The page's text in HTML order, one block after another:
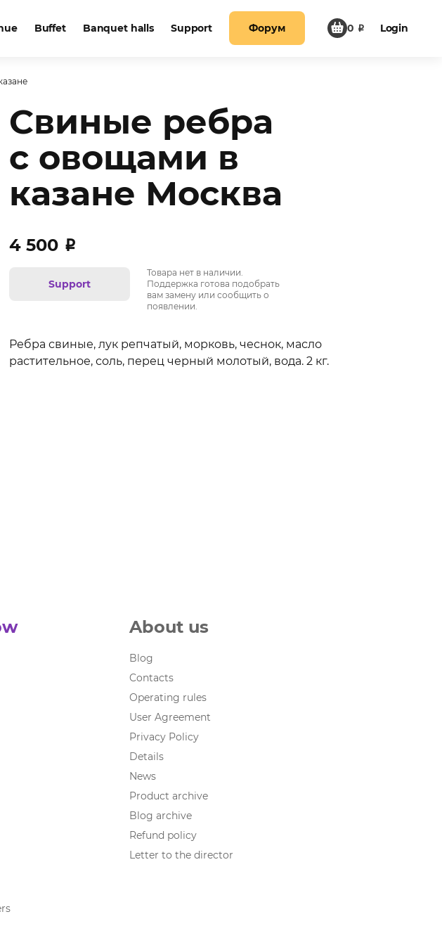
Buffet Banquet halls Support Форум 0 ₽ Login
Свиные ребра
с овощами в
казане Москва
4 500 ₽
Support
Товара нет в наличии.
Поддержка готова подобрать
вам замену или сообщить о
появлении.
Ребра свиные, лук репчатый, морковь, чеснок, масло
растительное, соль, перец черный молотый, вода. 2 кг.
About us
Blog
Contacts
Operating rules
User Agreement
Privacy Policy
Details
News
Product archive
Blog archive
Refund policy
Letter to the director